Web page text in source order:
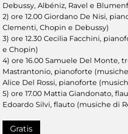
Debussy, Albéniz, Ravel e
2) ore 12.00 Giordano De Nisi,
Clementi, Chopin e Debussy)
3) ore 12.30 Cecilia Facchini,
e Chopin)
4) ore 16.00 Samuele Del Monte,
Mastrantonio, pianoforte
Alice Del Rossi, pianoforte
5) ore 17.00 Mattia Giandonato,
Edoardo Silvi, flauto (musiche di
Gratis